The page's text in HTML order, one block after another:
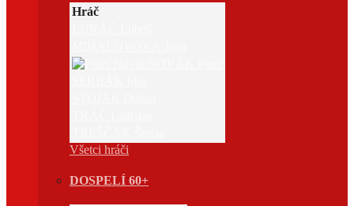
Hráč
Všetci hráči
DOSPELÍ 60+